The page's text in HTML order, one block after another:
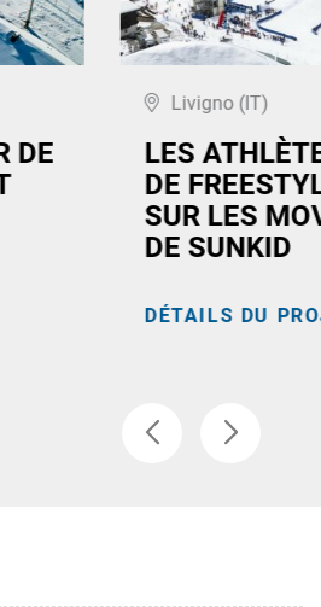
DE
Livigno (IT)
LES
DE
SUR LES
DE SUNKID
DÉTAILS DU